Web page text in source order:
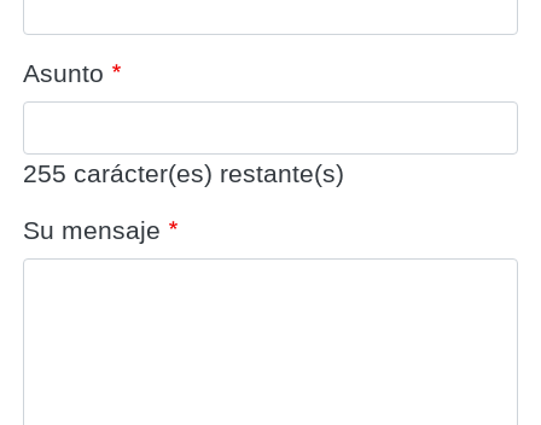
Asunto
255 carácter(es) restante(s)
Su mensaje